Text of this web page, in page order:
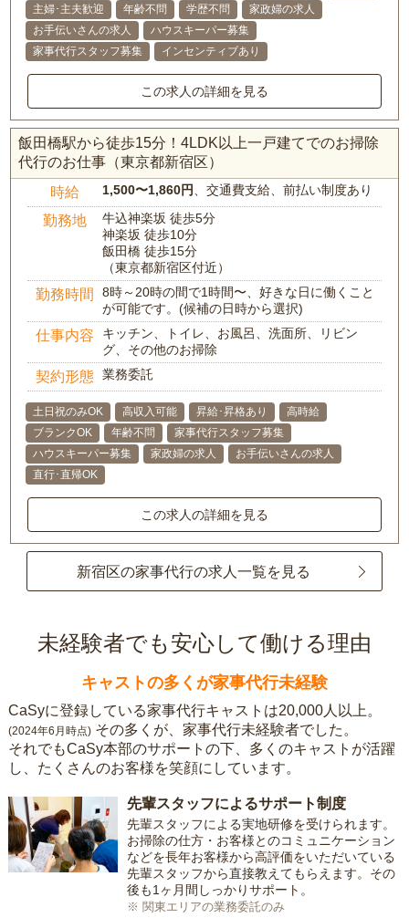
主婦･主夫歓迎
年齢不問 学歴不問
家政婦の求人
お手伝いさんの求人
ハウスキーパー募集
家事代行スタッフ募集
インセンティブあり
この求人の詳細を見る
飯田橋駅から徒歩15分！4LDK以上一戸建てでのお掃除
代行のお仕事（東京都新宿区）
時給 1,500〜1,860円 、交通費支給、前払い制度あり
勤務地
牛込神楽坂 徒歩5分
神楽坂 徒歩10分
飯田橋 徒歩15分
（東京都新宿区付近）
勤務時間
8時～20時の間で1時間〜、好きな日に働くこと
が可能です。(候補の日時から選択)
仕事内容
キッチン、トイレ、お風呂、洗面所、リビン
グ、その他のお掃除
契約形態 業務委託
土日祝のみOK 高収入可能 昇給･昇格あり
高時給
ブランクOK
年齢不問
家事代行スタッフ募集
ハウスキーパー募集
家政婦の求人
お手伝いさんの求人
直行･直帰OK
この求人の詳細を見る
新宿区の家事代行の求人一覧を見る
未経験者でも安心して働ける理由
キャストの多くが家事代行未経験
CaSyに登録している家事代行キャストは20,000人以上。
(2024年6月時点) その多くが、家事代行未経験者でした。
それでもCaSy本部のサポートの下、多くのキャストが活躍
し、たくさんのお客様を笑顔にしています。
先輩スタッフによるサポート制度
先輩スタッフによる実地研修を受けられます。
お掃除の仕方・お客様とのコミュニケーション
などを長年お客様から高評価をいただいている
先輩スタッフから直接教えてもらえます。その
後も1ヶ月間しっかりサポート。
※ 関東エリアの業務委託のみ